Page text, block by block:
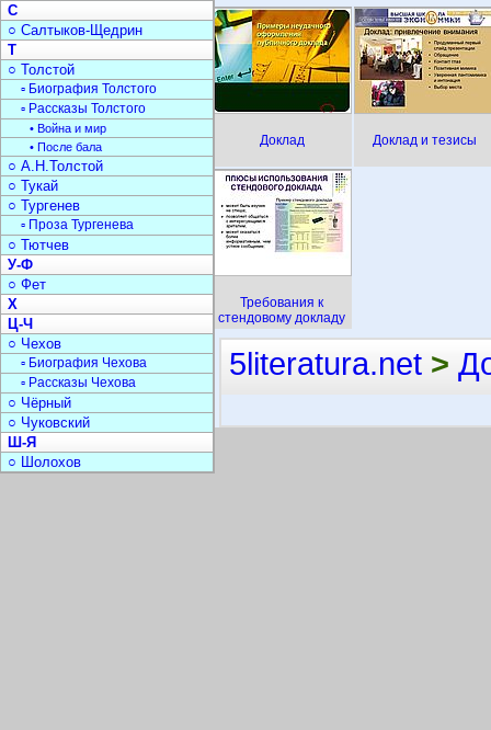
Доклад Доклад и тезисы
Требования к
стендовому докладу
С
○ Салтыков-Щедрин
Т
○ Толстой
▫ Биография Толстого
▫ Рассказы Толстого
• Война и мир
• После бала
○ А.Н.Толстой
○ Тукай
○ Тургенев
▫ Проза Тургенева
○ Тютчев
У-Ф
○ Фет
Х
Ц-Ч
○ Чехов
▫ Биография Чехова
▫ Рассказы Чехова
○ Чёрный
○ Чуковский
Ш-Я
○ Шолохов
5literatura.net >